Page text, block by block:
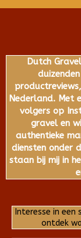
Dutch
Nederland. Met
volgers op
gravel en
authentieke
diensten onder
staan bij mij in
Interesse in een
ontdek